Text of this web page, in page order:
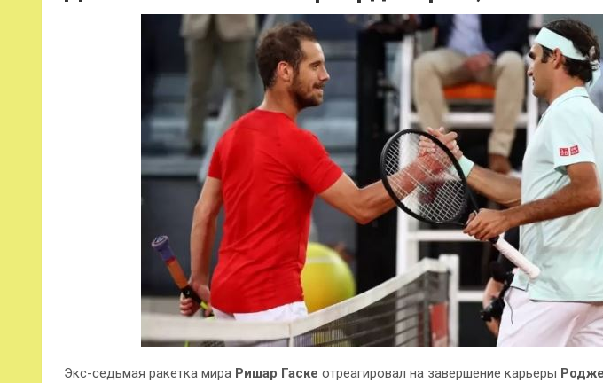
Экс-седьмая ракетка мира Ришар Гаске отреагировал на завершение карьеры